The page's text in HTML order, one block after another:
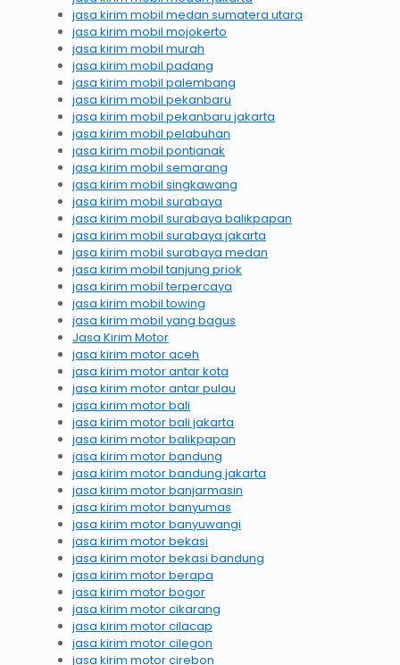
jasa kirim mobil medan sumatera utara
jasa kirim mobil mojokerto
jasa kirim mobil murah
jasa kirim mobil padang
jasa kirim mobil palembang
jasa kirim mobil pekanbaru
jasa kirim mobil pekanbaru jakarta
jasa kirim mobil pelabuhan
jasa kirim mobil pontianak
jasa kirim mobil semarang
jasa kirim mobil singkawang
jasa kirim mobil surabaya
jasa kirim mobil surabaya balikpapan
jasa kirim mobil surabaya jakarta
jasa kirim mobil surabaya medan
jasa kirim mobil tanjung priok
jasa kirim mobil terpercaya
jasa kirim mobil towing
jasa kirim mobil yang bagus
Jasa Kirim Motor
jasa kirim motor aceh
jasa kirim motor antar kota
jasa kirim motor antar pulau
jasa kirim motor bali
jasa kirim motor bali jakarta
jasa kirim motor balikpapan
jasa kirim motor bandung
jasa kirim motor bandung jakarta
jasa kirim motor banjarmasin
jasa kirim motor banyumas
jasa kirim motor banyuwangi
jasa kirim motor bekasi
jasa kirim motor bekasi bandung
jasa kirim motor berapa
jasa kirim motor bogor
jasa kirim motor cikarang
jasa kirim motor cilacap
jasa kirim motor cilegon
jasa kirim motor cirebon